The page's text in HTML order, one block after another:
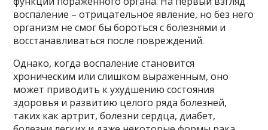
воспаление – отрицательное явление, но без него
организм не смог бы бороться с болезнями и
восстанавливаться после повреждений.
Однако, когда воспаление становится
хроническим или слишком выраженным, оно
может приводить к ухудшению состояния
здоровья и развитию целого ряда болезней,
таких как артрит, болезни сердца, диабет,